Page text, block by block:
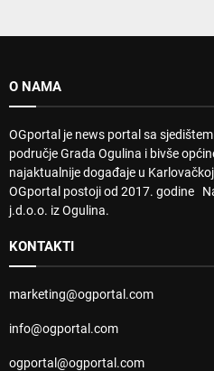
O NAMA
OGportal je news portal sa
područje Grada Ogulina i bivše
najaktualnije događaje u
OGportal postoji od 2017. godine
j.d.o.o. iz Ogulina.
KONTAKTI
marketing@ogportal.com
info@ogportal.com
ogportal@ogportal.com